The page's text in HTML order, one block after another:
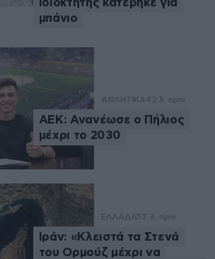
ιδιοκτήτης κατέβηκε για
μπάνιο
ΑΘΛΗΤΙΚΑ42 λ. πριν
ΑΕΚ: Ανανέωσε ο Πήλιος
μέχρι το 2030
ΕΛΛΑΔΑ57 λ. πριν
Ιράν: «Κλειστά τα Στενά
του Ορμούζ μέχρι να